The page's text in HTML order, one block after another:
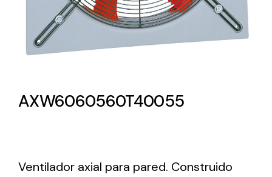
Ventilación
Ventilation
AXW6060560T40055
Ventilador axial para pared. Construido